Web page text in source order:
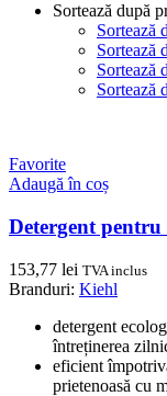
Sortează după
Sortează
Sortează
Sortează
Sortează
Favorite
Adaugă în coș
Detergent
153,77 lei TVA inclus
Branduri: Kiehl
detergent
întreținerea
eficient
prietenoasă cu